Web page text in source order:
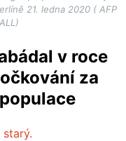
21. ledna 2020 ( AFP
v roce
za